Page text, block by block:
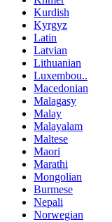
Kurdish
Kyrgyz
Latin
Latvian
Lithuanian
Luxembou..
Macedonian
Malagasy
Malay
Malayalam
Maltese
Maori
Marathi
Mongolian
Burmese
Nepali
Norwegian